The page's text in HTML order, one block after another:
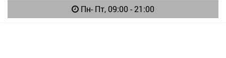
Пн- Пт, 09:00 - 21:00